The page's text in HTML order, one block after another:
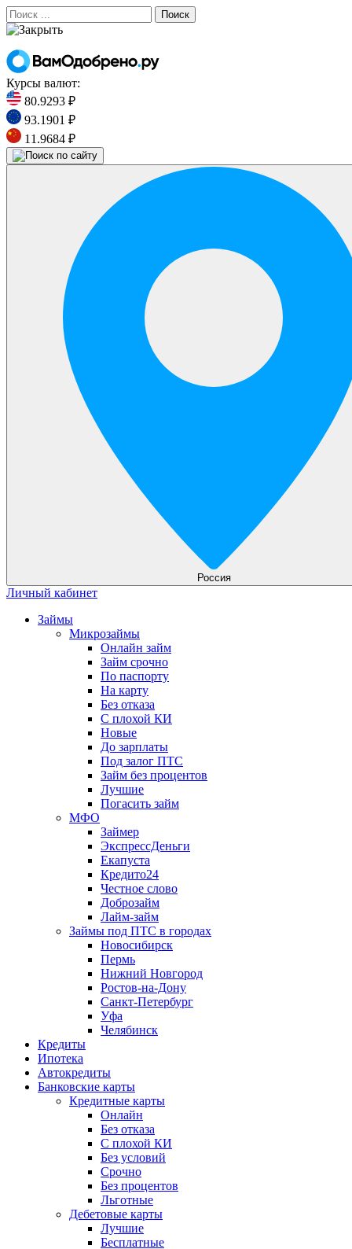
Поиск
Курсы валют:
80.9293 ₽
93.1901 ₽
11.9684 ₽
Россия
Личный кабинет
Займы
Микрозаймы
Онлайн займ
Займ срочно
По паспорту
На карту
Без отказа
С плохой КИ
Новые
До зарплаты
Под залог ПТС
Займ без процентов
Лучшие
Погасить займ
МФО
Займер
ЭкспрессДеньги
Екапуста
Кредито24
Честное слово
Доброзайм
Лайм-займ
Займы под ПТС в городах
Новосибирск
Пермь
Нижний Новгород
Ростов-на-Дону
Санкт-Петербург
Уфа
Челябинск
Кредиты
Ипотека
Автокредиты
Банковские карты
Кредитные карты
Онлайн
Без отказа
С плохой КИ
Без условий
Срочно
Без процентов
Льготные
Дебетовые карты
Лучшие
Бесплатные